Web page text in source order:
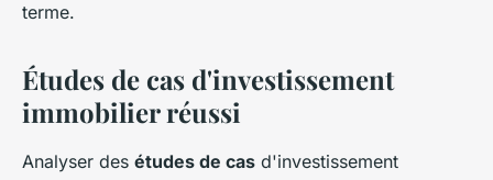
terme.
Études de cas d'investissement
immobilier réussi
Analyser des études de cas d'investissement